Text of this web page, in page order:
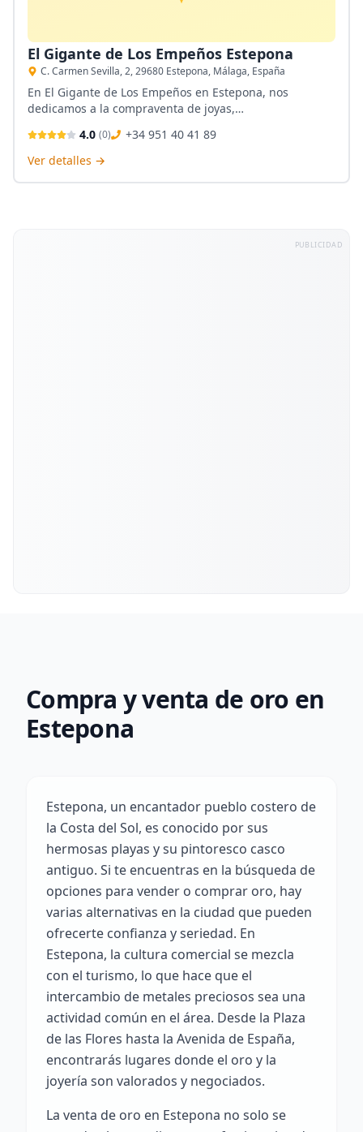
El Gigante de Los Empeños Estepona
C. Carmen Sevilla, 2, 29680 Estepona, Málaga, España
En El Gigante de Los Empeños en Estepona, nos
dedicamos a la compraventa de joyas,
ofreciendo un servicio de confianza y cercano.
Especializados en la compra de oro y plata, nuestro
4.0 (0)
+34 951 40 41 89
Ver detalles →
PUBLICIDAD
Compra y venta de oro en
Estepona
Estepona, un encantador pueblo costero de
la Costa del Sol, es conocido por sus
hermosas playas y su pintoresco casco
antiguo. Si te encuentras en la búsqueda de
opciones para vender o comprar oro, hay
varias alternativas en la ciudad que pueden
ofrecerte confianza y seriedad. En
Estepona, la cultura comercial se mezcla
con el turismo, lo que hace que el
intercambio de metales preciosos sea una
actividad común en el área. Desde la Plaza
de las Flores hasta la Avenida de España,
encontrarás lugares donde el oro y la
joyería son valorados y negociados.
La venta de oro en Estepona no solo se